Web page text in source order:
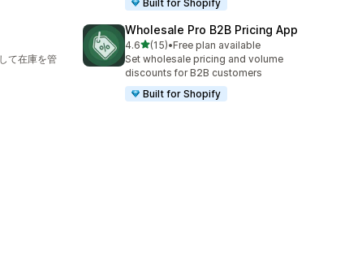
Built for Shopify
て在庫を管
Wholesale Pro B2B Pricing App
4.65つ星中
(15)
合計レビュー数：15件
•Free plan available
Set wholesale pricing and volume
discounts for B2B customers
Built for Shopify